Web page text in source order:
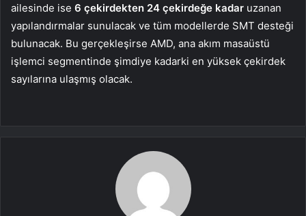
ailesinde ise 6 çekirdekten 24 çekirdeğe kadar uzanan
yapılandırmalar sunulacak ve tüm modellerde SMT desteği
bulunacak. Bu gerçekleşirse AMD, ana akım masaüstü
işlemci segmentinde şimdiye kadarki en yüksek çekirdek
sayılarına ulaşmış olacak.